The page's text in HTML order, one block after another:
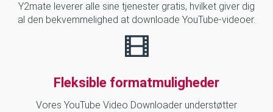
Y2mate leverer alle sine tjenester gratis, hvilket giver dig
al den bekvemmelighed at downloade YouTube-videoer.
Fleksible formatmuligheder
Vores YouTube Video Downloader understøtter